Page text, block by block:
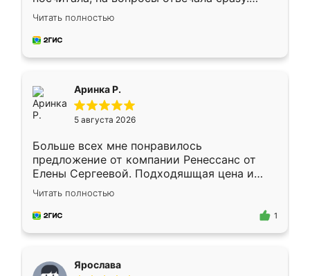
Замерщик приехал в субботу, подошёл к
делу со всей ответственностью. Собрали
за день, ребята работали аккуратно, даже
Читать полностью
Аринка Р.
5 августа 2026
Больше всех мне понравилось
предложение от компании Ренессанс от
Елены Сергеевой. Подходяшщая цена и
короткие сроки изготовления. Приехавший
для замера сотрудник Владислав
предложил по моему эскизу самый
Читать полностью
1
Ярослава